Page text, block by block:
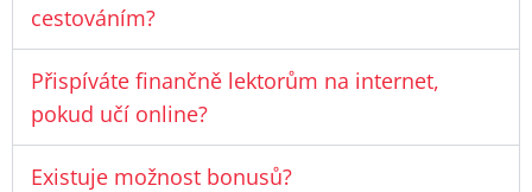
cestováním?
Přispíváte finančně lektorům na internet,
pokud učí online?
Existuje možnost bonusů?